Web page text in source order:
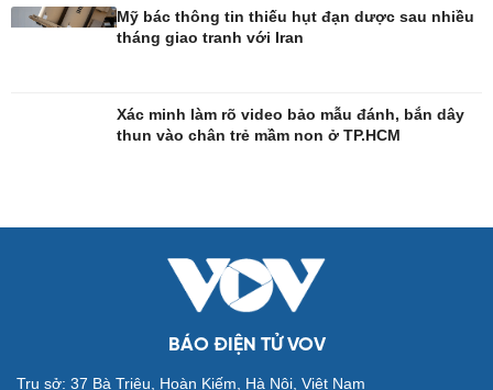
Blog
Âm nhạc
Mỹ bác thông tin thiếu hụt đạn dược sau nhiều
tháng giao tranh với Iran
Xác minh làm rõ video bảo mẫu đánh, bắn dây
thun vào chân trẻ mầm non ở TP.HCM
BÁO ĐIỆN TỬ VOV
Trụ sở: 37 Bà Triệu, Hoàn Kiếm, Hà Nội, Việt Nam